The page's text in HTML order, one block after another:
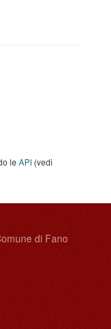
le API (vedi
di Fano